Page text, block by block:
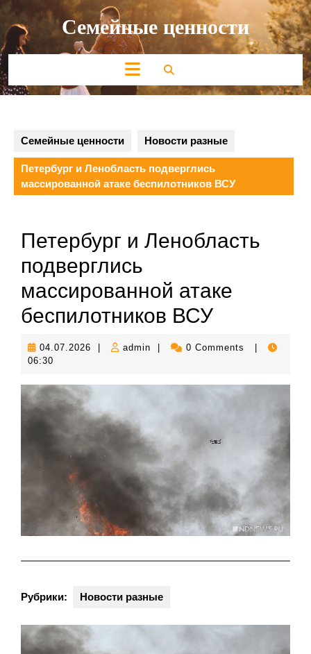
Перейти
содержимому Семейные ценности
Кнопка
Открыть
Семейные ценности Новости разные
Петербург и Ленобласть подверглись
массированной атаке беспилотников ВСУ
Петербург и Ленобласть
подверглись
массированной атаке
беспилотников ВСУ
04.07.2026 04.07.2026
admin admin 0 Comments
06:30
Рубрики: Новости разные